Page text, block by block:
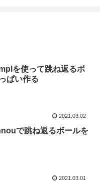
を使って跳ね返るボ
ぱい作る
2021.03.02
で跳ね返るボールを
2021.03.01